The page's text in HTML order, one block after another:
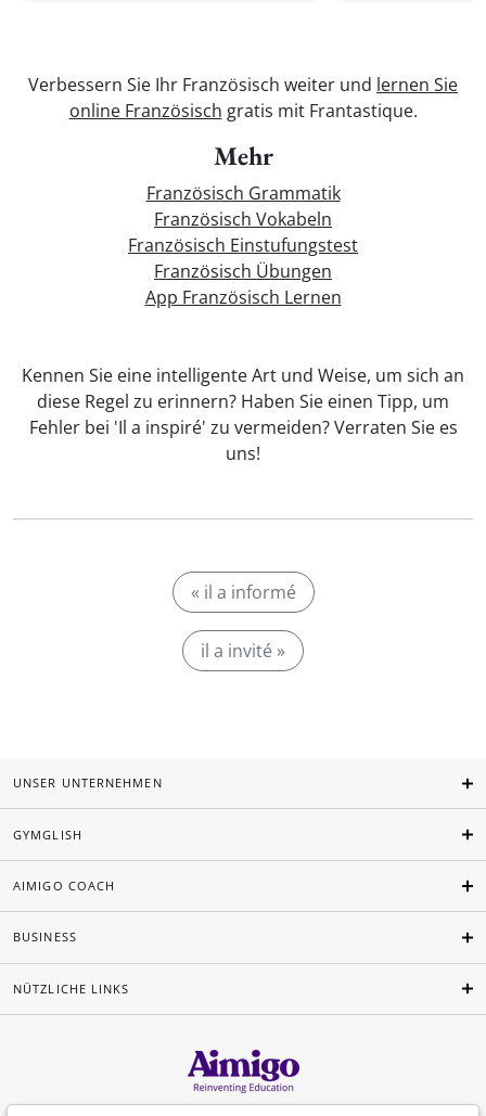
Verbessern Sie Ihr Französisch weiter und lernen Sie
online Französisch gratis mit Frantastique.
Mehr
Französisch Grammatik
Französisch Vokabeln
Französisch Einstufungstest
Französisch Übungen
App Französisch Lernen
Kennen Sie eine intelligente Art und Weise, um sich an
diese Regel zu erinnern? Haben Sie einen Tipp, um
Fehler bei 'Il a inspiré' zu vermeiden? Verraten Sie es
uns!
« il a informé
il a invité »
UNSER UNTERNEHMEN
GYMGLISH
AIMIGO COACH
BUSINESS
NÜTZLICHE LINKS